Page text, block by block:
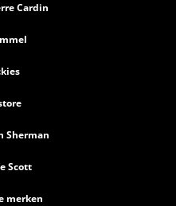
Cardin
Sherman
Scott
merken